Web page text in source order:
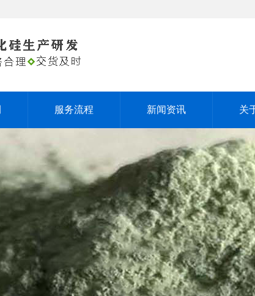
服务流程 新闻资讯 关